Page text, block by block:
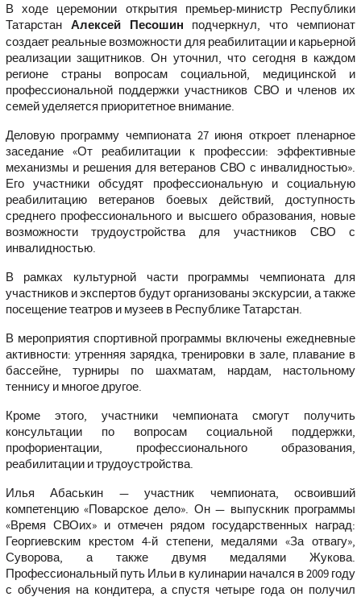
В ходе церемонии открытия премьер-министр Республики
Татарстан Алексей Песошин подчеркнул, что чемпионат
создает реальные возможности для реабилитации и карьерной
реализации защитников. Он уточнил, что сегодня в каждом
регионе страны вопросам социальной, медицинской и
профессиональной поддержки участников СВО и членов их
семей уделяется приоритетное внимание.
Деловую программу чемпионата 27 июня откроет пленарное
заседание «От реабилитации к профессии: эффективные
механизмы и решения для ветеранов СВО с инвалидностью».
Его участники обсудят профессиональную и социальную
реабилитацию ветеранов боевых действий, доступность
среднего профессионального и высшего образования, новые
возможности трудоустройства для участников СВО с
инвалидностью.
В рамках культурной части программы чемпионата для
участников и экспертов будут организованы экскурсии, а также
посещение театров и музеев в Республике Татарстан.
В мероприятия спортивной программы включены ежедневные
активности: утренняя зарядка, тренировки в зале, плавание в
бассейне, турниры по шахматам, нардам, настольному
теннису и многое другое.
Кроме этого, участники чемпионата смогут получить
консультации по вопросам социальной поддержки,
профориентации, профессионального образования,
реабилитации и трудоустройства.
Илья Абаськин — участник чемпионата, освоивший
компетенцию «Поварское дело». Он — выпускник программы
«Время СВОих» и отмечен рядом государственных наград:
Георгиевским крестом 4‑й степени, медалями «За отвагу»,
Суворова, а также двумя медалями Жукова.
Профессиональный путь Ильи в кулинарии начался в 2009 году
с обучения на кондитера, а спустя четыре года он получил